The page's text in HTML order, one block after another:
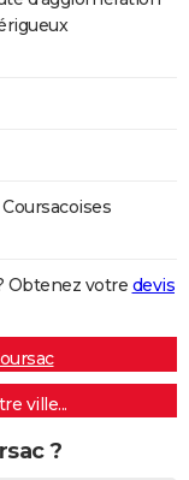
Obtenez votre devis
ville...
?